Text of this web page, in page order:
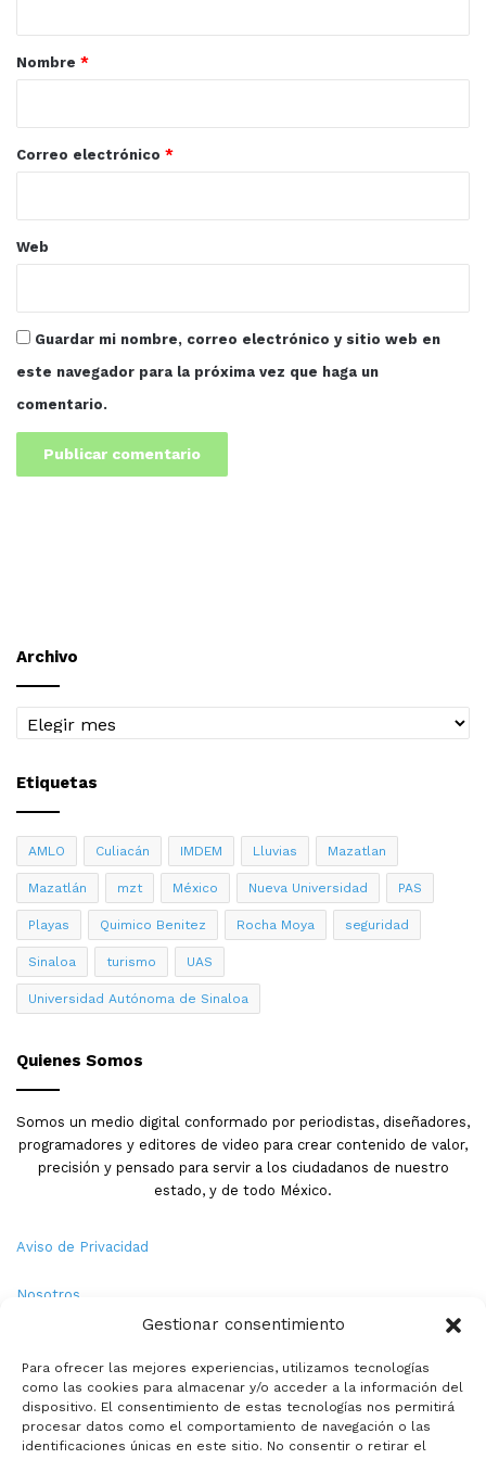
Gestionar consentimiento
Para ofrecer las mejores experiencias, utilizamos tecnologías
como las cookies para almacenar y/o acceder a la información del
dispositivo. El consentimiento de estas tecnologías nos permitirá
procesar datos como el comportamiento de navegación o las
identificaciones únicas en este sitio. No consentir o retirar el
quienes invitó a acudir a las urnas y votar el próximo 01
de julio y con ello, definir el rumbo del Sindicato por los
próximos tres años.
base y con el compromiso de mantenernos unidos”,
SUNTUAS Administrativos e Intendencia.
r
*
Nombre *
Correo electrónico *
Web
Guardar mi nombre, correo electrónico y sitio web en
este navegador para la próxima vez que haga un
comentario.
Archivo
Archivo
Etiquetas
AMLO Culiacán IMDEM Lluvias Mazatlan
Mazatlán mzt México Nueva Universidad PAS
Playas Quimico Benitez Rocha Moya seguridad
Sinaloa turismo UAS
Universidad Autónoma de Sinaloa
Quienes Somos
Somos un medio digital conformado por periodistas, diseñadores,
programadores y editores de video para crear contenido de valor,
precisión y pensado para servir a los ciudadanos de nuestro
estado, y de todo México.
Aviso de Privacidad
Nosotros
Política de Cookies
Contacto